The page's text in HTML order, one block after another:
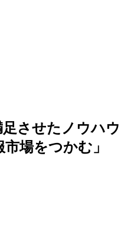
足させたノウハウ
場をつかむ」